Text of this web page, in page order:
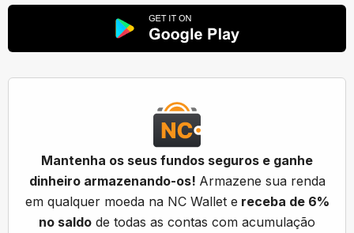
Mantenha os seus fundos seguros e ganhe
dinheiro armazenando-os! Armazene sua renda
em qualquer moeda na NC Wallet e receba de 6%
no saldo de todas as contas com acumulação